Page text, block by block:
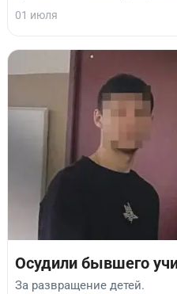
01 июля
Осудили бывшего
За развращение детей.